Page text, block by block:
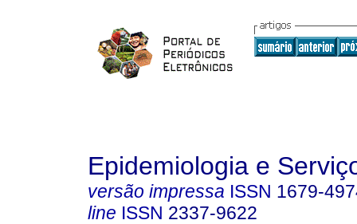
Epidemiologia e
versão impressa ISSN 1679-
line ISSN 2337-9622